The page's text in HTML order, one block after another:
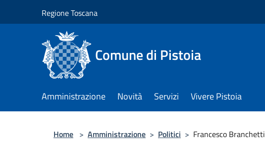
Regione Toscana
Comune di Pistoia
Amministrazione Novità Servizi Vivere Pistoia
Home > Amministrazione > Politici > Francesco Branchetti